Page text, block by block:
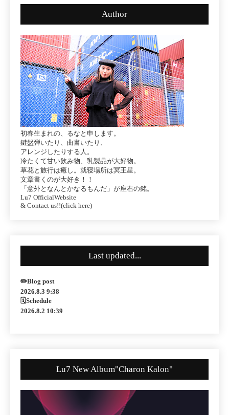
Author
初春生まれの、るなと申します。
鍵盤弾いたり、曲書いたり、
アレンジしたりする人。
冷たくて甘い飲み物、乳製品が大好物。
草花と旅行は癒し。就寝場所は冥王星。
文章書くのが大好き！！
「意外となんとかなるもんだ」が座右の銘。
Lu7 OfficialWebsite
& Contact us!!(click here)
Last updated...
✏️Blog post
2026.8.3 9:38
🗓Schedule
2026.8.2 10:39
Lu7 New Album"Charon Kalon"